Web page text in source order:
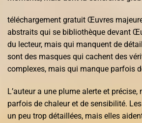
téléchargement gratuit Œuvres
abstraits qui se bibliothèque devant
du lecteur, mais qui manquent de
sont des masques qui cachent des
complexes, mais qui manque parfois
L’auteur a une plume alerte et
parfois de chaleur et de sensibilité.
un peu trop détaillées, mais elles